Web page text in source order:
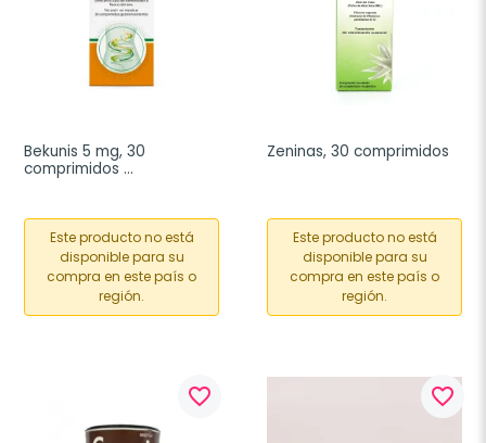
Bekunis 5 mg, 30
comprimidos
Este producto no está
disponible para su
compra en este país o
región.
Zeninas, 30 comprimidos
Este producto no está
disponible para su
compra en este país o
región.
favorite_border favorite_border